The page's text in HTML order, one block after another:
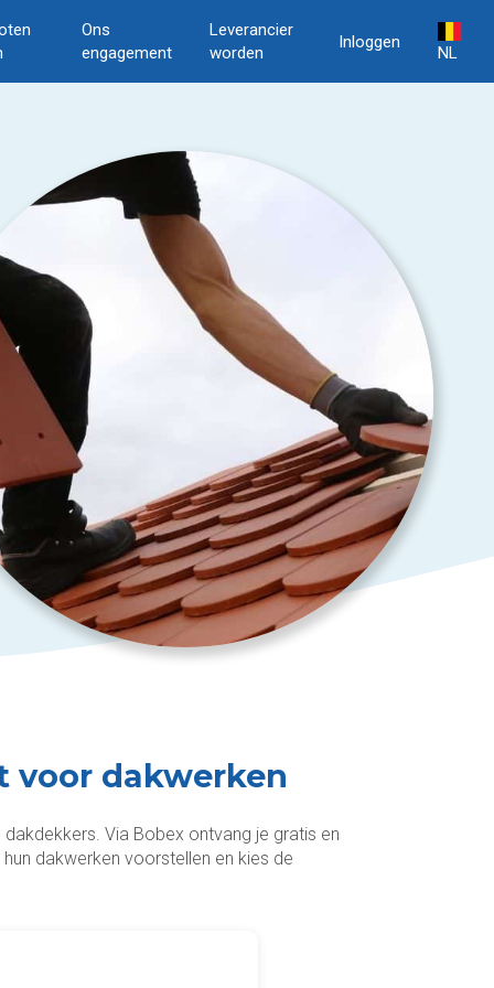
Ons
engagement
Leverancier
worden
Inloggen
NL
voor dakwerken
Via Bobex ontvang je gratis en
dakwerken voorstellen en kies de